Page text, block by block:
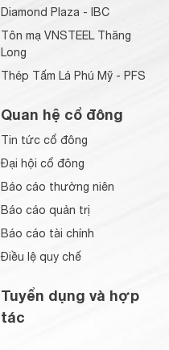
Diamond Plaza - IBC
Tôn mạ VNSTEEL Thăng
Long
Thép Tấm Lá Phú Mỹ - PFS
Quan hệ cổ đông
Tin tức cổ đông
Đại hội cổ đông
Báo cáo thường niên
Báo cáo quản trị
Báo cáo tài chính
Điều lệ quy chế
Tuyển dụng và hợp
tác